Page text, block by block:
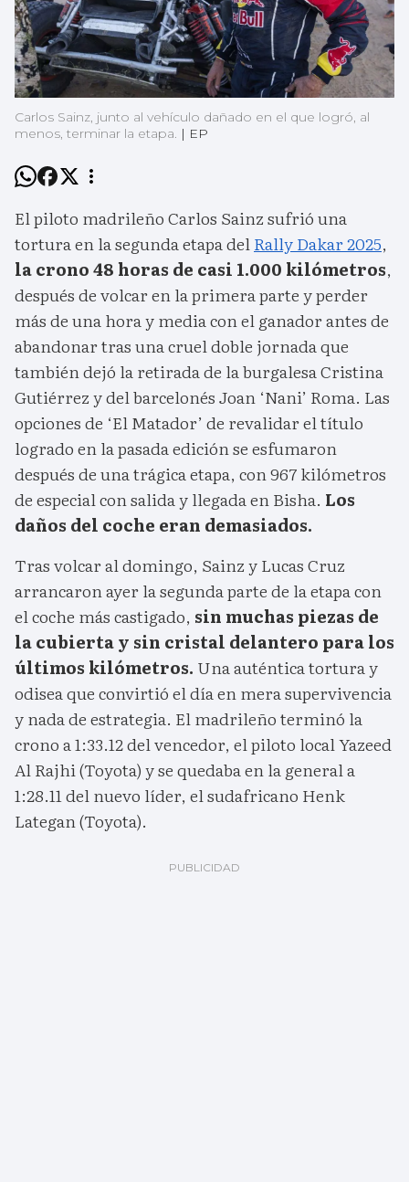
Carlos Sainz, junto al vehículo dañado en el que logró, al
menos, terminar la etapa. | EP
El piloto madrileño Carlos Sainz sufrió una
tortura en la segunda etapa delRally Dakar 2025,
la crono 48 horas de casi 1.000 kilómetros,
después de volcar en la primera parte y perder
más de una hora y media con el ganador antes de
abandonar tras una cruel doble jornada que
también dejó la retirada de la burgalesa Cristina
Gutiérrez y del barcelonés Joan ‘Nani’ Roma. Las
opciones de ‘El Matador’ de revalidar el título
logrado en la pasada edición se esfumaron
después de una trágica etapa, con 967 kilómetros
de especial con salida y llegada en Bisha. Los
daños del coche eran demasiados.
Tras volcar al domingo, Sainz y Lucas Cruz
arrancaron ayer la segunda parte de la etapa con
el coche más castigado, sin muchas piezas de
la cubierta y sin cristal delantero para los
últimos kilómetros. Una auténtica tortura y
odisea que convirtió el día en mera supervivencia
y nada de estrategia. El madrileño terminó la
crono a 1:33.12 del vencedor, el piloto local Yazeed
Al Rajhi (Toyota) y se quedaba en la general a
1:28.11 del nuevo líder, el sudafricano Henk
Lategan (Toyota).